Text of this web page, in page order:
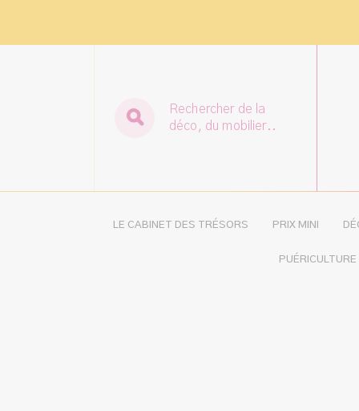
Rechercher de la
déco, du mobilier..
LE CABINET DES TRÉSORS PRIX MINI
PUÉRICULTURE